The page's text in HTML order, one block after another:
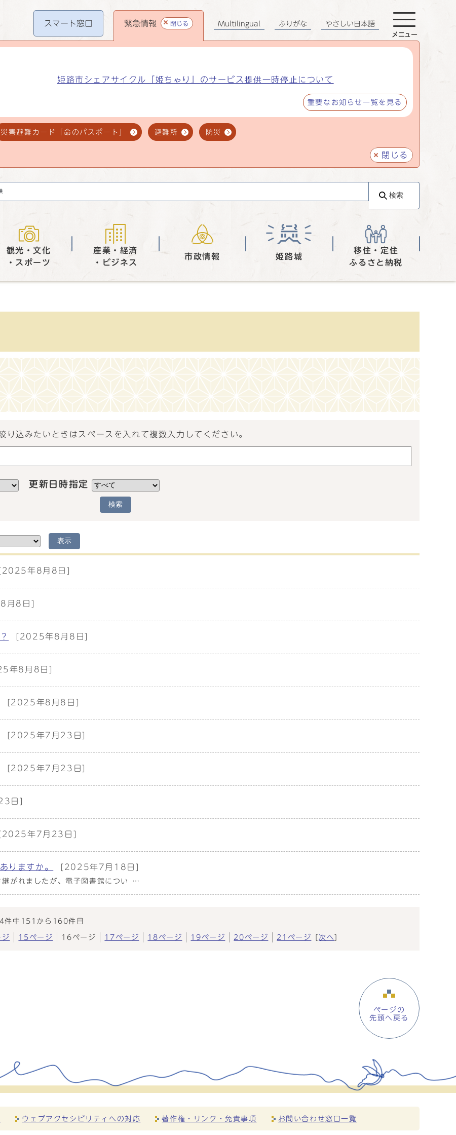
スマート窓口 緊急情報 閉じる
姫路市シェアサイクル「姫ちゃり」のサービス提供一時停止について
重要なお知らせ一覧を見る
災害避難カード「命のパスポート」 避難所 防災
閉じる
Multilingual ふりがな やさしい日本語
メニュー
検索
観光・文化
・スポーツ
産業・経済
・ビジネス
市政情報 姫路城
移住・定住
ふるさと納税
込みたいときはスペースを入れて複数入力してください。
更新日時指定
検索
表示
[2025年8月8日]
月8日]
[2025年8月8日]
年8月8日]
[2025年8月8日]
[2025年7月23日]
[2025年7月23日]
日]
[2025年7月23日]
りますか。 [2025年7月18日]
継がれましたが、電子図書館につい …
件中151から160件目
15ページ 16ページ 17ページ 18ページ 19ページ 20ページ 21ページ 次へ
ページの
先頭へ戻る
ウェブアクセシビリティへの対応 著作権・リンク・免責事項 お問い合わせ窓口一覧